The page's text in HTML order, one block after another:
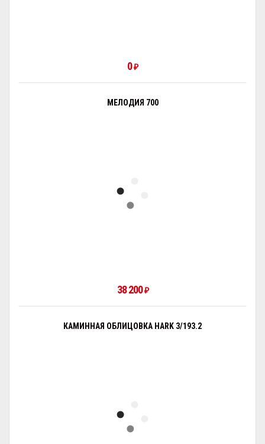
0₽
МЕЛОДИЯ 700
38 200₽
КАМИННАЯ ОБЛИЦОВКА HARK 3/193.2